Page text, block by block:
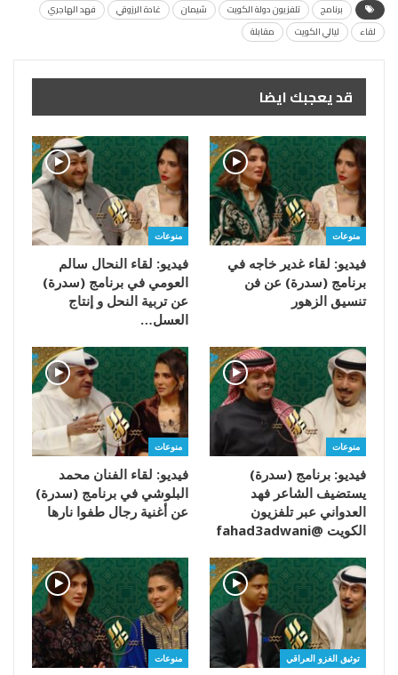
برنامج تلفزيون دولة الكويت شيمان غادة الرزوقي
فهد الهاجري
لقاء
ليالي الكويت مقابلة
قد يعجبك ايضا
منوعات
فيديو: لقاء غدير خاجه في
برنامج (سدرة) عن فن
تنسيق الزهور
منوعات
فيديو: لقاء النحال سالم
العومي في برنامج (سدرة)
عن تربية النحل و إنتاج
العسل…
منوعات
فيديو: برنامج (سدرة)
يستضيف الشاعر فهد
العدواني عبر تلفزيون
الكويت @fahad3adwani
منوعات
فيديو: لقاء الفنان محمد
البلوشي في برنامج (سدرة)
عن أغنية رجال طفوا نارها
توثيق الغزو العراقي منوعات